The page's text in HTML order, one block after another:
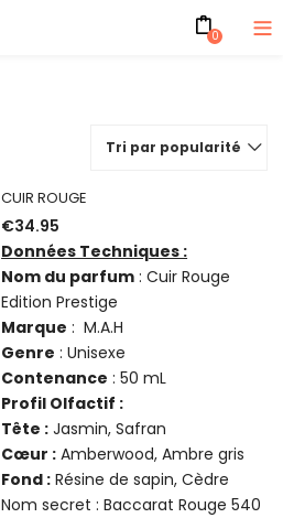
0
Tri par popularité
CUIR ROUGE
€34.95
Données Techniques :
Nom du parfum : Cuir Rouge
Edition Prestige
Marque : M.A.H
Genre : Unisexe
Contenance : 50 mL
Profil Olfactif :
Tête : Jasmin, Safran
Cœur : Amberwood, Ambre gris
Fond : Résine de sapin, Cèdre
Nom secret : Baccarat Rouge 540